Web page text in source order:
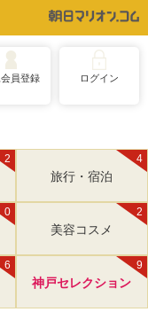
員登録 ログイン
2 4
旅行・宿泊
0 2
美容コスメ
6 9
神戸セレクション